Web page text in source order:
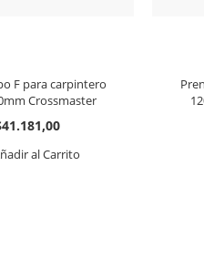
F para carpintero
Crossmaster
al Carrito